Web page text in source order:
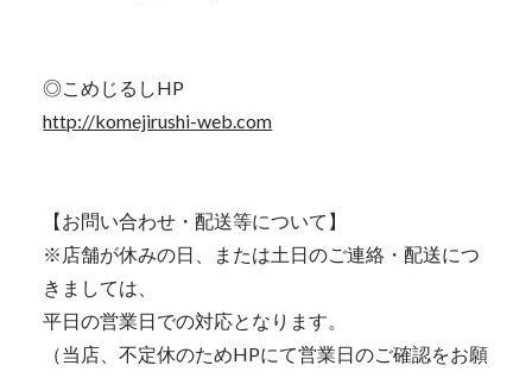
◎こめじるしHP
http://komejirushi-web.com
【お問い合わせ・配送等について】
※店舗が休みの日、または土日のご連絡・配送につ
きましては、
平日の営業日での対応となります。
（当店、不定休のためHPにて営業日のご確認をお願